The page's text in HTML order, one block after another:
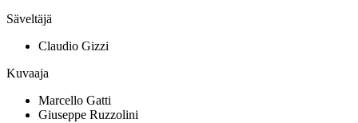
Säveltäjä
Claudio Gizzi
Kuvaaja
Marcello Gatti
Giuseppe Ruzzolini